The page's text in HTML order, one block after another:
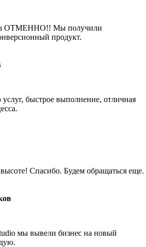
ОТМЕННО!! Мы получили
продукт.
услуг, быстрое выполнение, отличная
высоте! Спасибо. Будем обращаться еще.
мы вывели бизнес на новый